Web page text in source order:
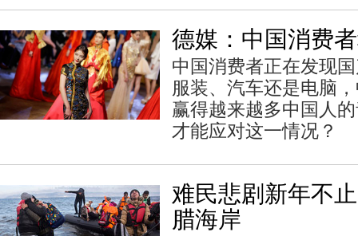
德媒：中国消费
中国消费者正在发现
服装、汽车还是电脑
赢得越来越多中国人
才能应对这一情况？
难民悲剧新年不
腊海岸